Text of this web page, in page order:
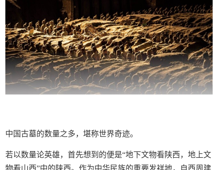
中国古墓的数量之多，堪称世界奇迹。
若以数量论英雄，首先想到的便是“地下文物看陕西，地上文
物看山西”中的陕西。作为中华民族的重要发祥地，自西周建